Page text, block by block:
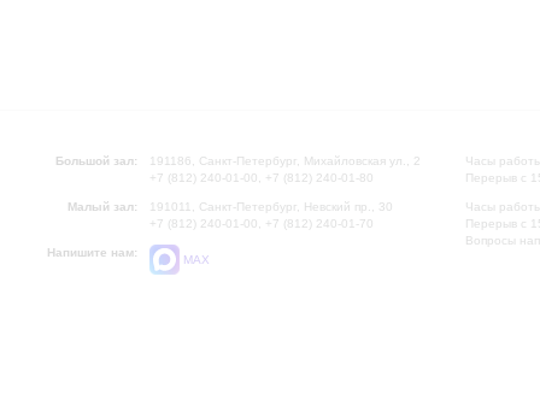
Большой зал:
191186, Санкт-Петербург, Михайловская ул., 2
+7 (812) 240-01-00, +7 (812) 240-01-80
Малый зал:
191011, Санкт-Петербург, Невский пр., 30
+7 (812) 240-01-00, +7 (812) 240-01-70
Напишите нам:
MAX
Часы
Перерыв с
Часы
Перерыв с
Вопросы